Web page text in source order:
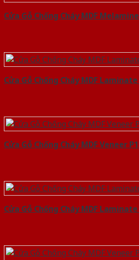
Cửa Gỗ Chống Cháy MDF
Cửa Gỗ Chống Cháy MDF Laminate
Cửa Gỗ Chống Cháy MDF Veneer
Cửa Gỗ Chống Cháy MDF